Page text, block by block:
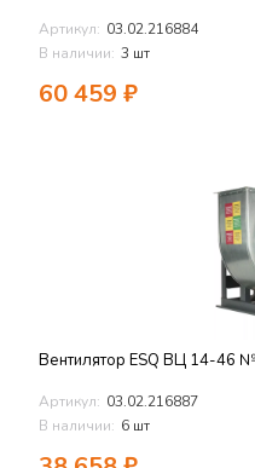
Артикул: 03.02.216884
В наличии: 3 шт
60 459 ₽
Вентилятор ESQ ВЦ 14-46
Артикул: 03.02.216887
В наличии: 6 шт